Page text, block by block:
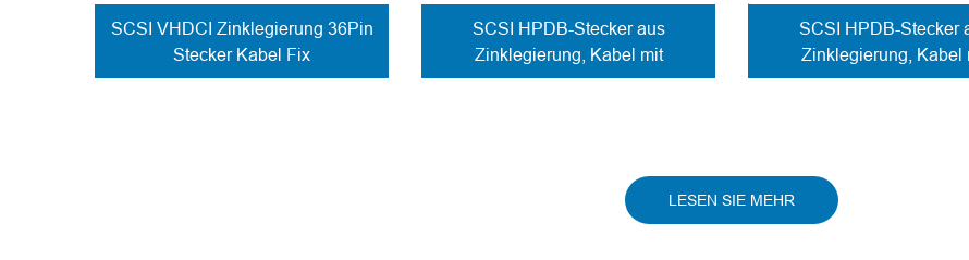
SCSI VHDCI Zinklegierung 36Pin
Stecker Kabel Fix
Schraubverschluss
SCSI HPDB-Stecker aus
Zinklegierung, Kabel mit
Federverriegelung
SCSI HPDB-Stecker
Zinklegierung, Kabel
Schraubverschluss
LESEN SIE MEHR